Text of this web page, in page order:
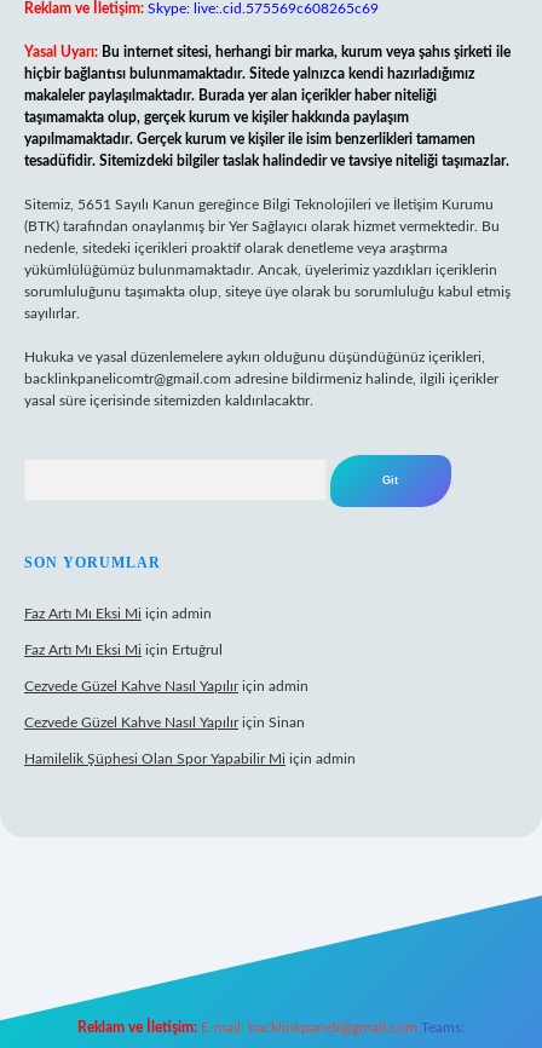
Reklam ve İletişim: Skype: live:.cid.575569c608265c69
Yasal Uyarı: Bu internet sitesi, herhangi bir marka, kurum veya şahıs şirketi ile
hiçbir bağlantısı bulunmamaktadır. Sitede yalnızca kendi hazırladığımız
makaleler paylaşılmaktadır. Burada yer alan içerikler haber niteliği
taşımamakta olup, gerçek kurum ve kişiler hakkında paylaşım
yapılmamaktadır. Gerçek kurum ve kişiler ile isim benzerlikleri tamamen
tesadüfidir. Sitemizdeki bilgiler taslak halindedir ve tavsiye niteliği taşımazlar.
Sitemiz, 5651 Sayılı Kanun gereğince Bilgi Teknolojileri ve İletişim Kurumu
(BTK) tarafından onaylanmış bir Yer Sağlayıcı olarak hizmet vermektedir. Bu
nedenle, sitedeki içerikleri proaktif olarak denetleme veya araştırma
yükümlülüğümüz bulunmamaktadır. Ancak, üyelerimiz yazdıkları içeriklerin
sorumluluğunu taşımakta olup, siteye üye olarak bu sorumluluğu kabul etmiş
sayılırlar.
Hukuka ve yasal düzenlemelere aykırı olduğunu düşündüğünüz içerikleri,
backlinkpanelicomtr@gmail.com adresine bildirmeniz halinde, ilgili içerikler
yasal süre içerisinde sitemizden kaldırılacaktır.
SON YORUMLAR
Faz Artı Mı Eksi Mi için admin
Faz Artı Mı Eksi Mi için Ertuğrul
Cezvede Güzel Kahve Nasıl Yapılıriçin admin
Cezvede Güzel Kahve Nasıl Yapılıriçin Sinan
Hamilelik Şüphesi Olan Spor Yapabilir Mi için admin
betexper.xyz
Reklam ve İletişim: E-mail: backlinkpaneli@gmail.com Teams: